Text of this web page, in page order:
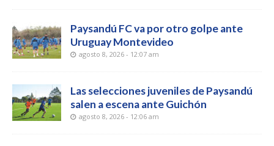
Paysandú FC va por otro golpe ante
Uruguay Montevideo
agosto 8, 2026 - 12:07 am
Las selecciones juveniles de Paysandú
salen a escena ante Guichón
agosto 8, 2026 - 12:06 am